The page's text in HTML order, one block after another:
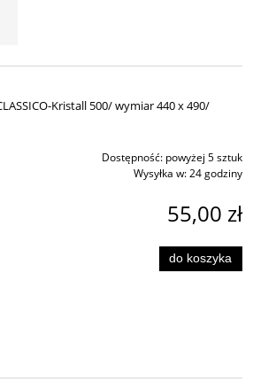
Kristall 500/ wymiar 440 x 490/
Dostępność: powyżej 5 sztuk
Wysyłka w:24 godziny
55,00 zł
do koszyka